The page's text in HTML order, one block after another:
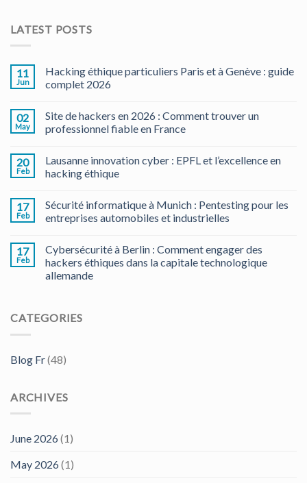
LATEST POSTS
11
Jun
Hacking éthique particuliers Paris et à Genève : guide
complet 2026
02
May
Site de hackers en 2026 : Comment trouver un
professionnel fiable en France
20
Feb
Lausanne innovation cyber : EPFL et l’excellence en
hacking éthique
17
Feb
Sécurité informatique à Munich : Pentesting pour les
entreprises automobiles et industrielles
17
Feb
Cybersécurité à Berlin : Comment engager des
hackers éthiques dans la capitale technologique
allemande
CATEGORIES
Blog Fr(48)
ARCHIVES
June 2026(1)
May 2026(1)